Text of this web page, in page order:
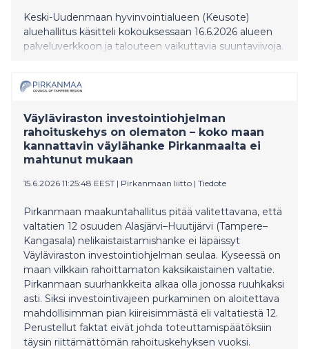
Keski-Uudenmaan hyvinvointialueen (Keusote)
aluehallitus käsitteli kokouksessaan 16.6.2026 alueen
palveluverkkoon ja talouteen vaikuttavia suuntaviivoja.
Väyläviraston investointiohjelman
rahoituskehys on olematon – koko maan
kannattavin väylähanke Pirkanmaalta ei
mahtunut mukaan
15.6.2026 11:25:48 EEST | Pirkanmaan liitto | Tiedote
Pirkanmaan maakuntahallitus pitää valitettavana, että
valtatien 12 osuuden Alasjärvi–Huutijärvi (Tampere–
Kangasala) nelikaistaistamishanke ei läpäissyt
Väyläviraston investointiohjelman seulaa. Kyseessä on
maan vilkkain rahoittamaton kaksikaistainen valtatie.
Pirkanmaan suurhankkeita alkaa olla jonossa ruuhkaksi
asti. Siksi investointivajeen purkaminen on aloitettava
mahdollisimman pian kiireisimmästä eli valtatiestä 12.
Perustellut faktat eivät johda toteuttamispäätöksiin
täysin riittämättömän rahoituskehyksen vuoksi.